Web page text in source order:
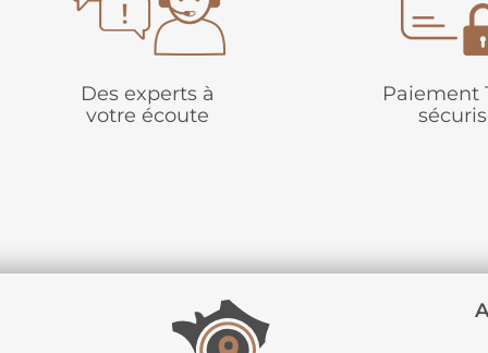
Des experts à
votre écoute
Paiement